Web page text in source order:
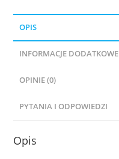
OPIS
INFORMACJE DODATKOWE
OPINIE (0)
PYTANIA I ODPOWIEDZI
Opis